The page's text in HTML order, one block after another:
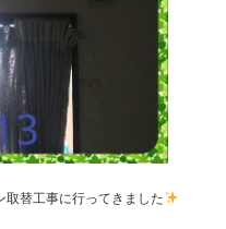
替工事に行ってきました